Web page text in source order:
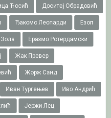
Ћосић Доситеј Обрадовић
Ђакомо Леопарди Езоп
Еразмо Ротердамски
Жак Превер
Жорж Санд
Иван Тургењев Иво Андрић
Јержи Лец